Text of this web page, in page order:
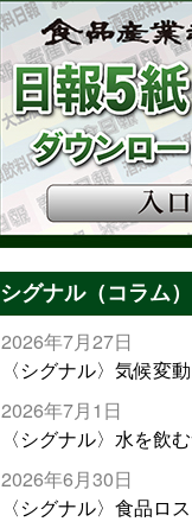
シグナル（コラム）
2026年7月27日
〈シグナル〉気候変
2026年7月1日
〈シグナル〉水を飲
2026年6月30日
〈シグナル〉食品ロ